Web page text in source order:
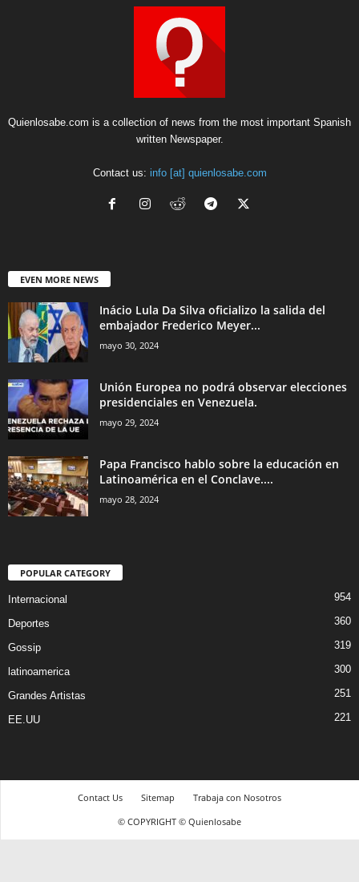
Quienlosabe.com is a collection of news from the most important Spanish
written Newspaper.
Contact us: info [at] quienlosabe.com
EVEN MORE NEWS
Inácio Lula Da Silva oficializo la salida del
embajador Frederico Meyer...
mayo 30, 2024
Unión Europea no podrá observar elecciones
presidenciales en Venezuela.
mayo 29, 2024
Papa Francisco hablo sobre la educación en
Latinoamérica en el Conclave....
mayo 28, 2024
POPULAR CATEGORY
Internacional 954
Deportes 360
Gossip 319
latinoamerica 300
Grandes Artistas 251
EE.UU 221
Contact Us Sitemap
Trabaja con Nosotros
© COPYRIGHT © Quienlosabe